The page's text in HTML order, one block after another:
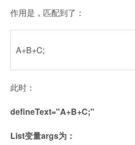
作用是，匹配到了：
A+B+C;
此时：
defineText="A+B+C;"
List变量args为：